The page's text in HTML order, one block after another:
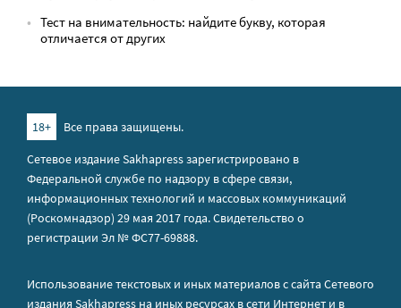
Тест на внимательность: найдите букву, которая
отличается от других
18+
Все права защищены.
Сетевое издание Sakhapress зарегистрировано в
Федеральной службе по надзору в сфере связи,
информационных технологий и массовых коммуникаций
(Роскомнадзор) 29 мая 2017 года. Свидетельство о
регистрации Эл № ФС77-69888.
Использование текстовых и иных материалов с сайта Сетевого
издания Sakhapress на иных ресурсах в сети Интернет и в